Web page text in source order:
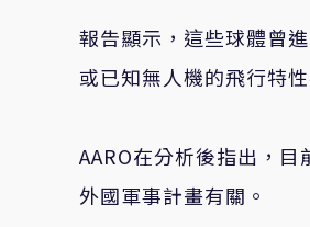
報告顯示，這些球體曾
或已知無人機的飛行特
AARO在分析後指出，目
外國軍事計畫有關。